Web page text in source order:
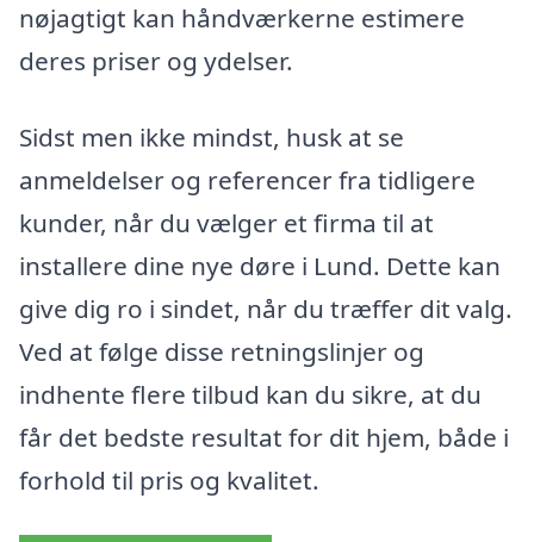
nøjagtigt kan håndværkerne estimere
deres priser og ydelser.
Sidst men ikke mindst, husk at se
anmeldelser og referencer fra tidligere
kunder, når du vælger et firma til at
installere dine nye døre i Lund. Dette kan
give dig ro i sindet, når du træffer dit valg.
Ved at følge disse retningslinjer og
indhente flere tilbud kan du sikre, at du
får det bedste resultat for dit hjem, både i
forhold til pris og kvalitet.